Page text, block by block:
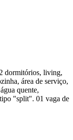
dormitórios, living,
área de serviço,
quente,
"split". 01 vaga de